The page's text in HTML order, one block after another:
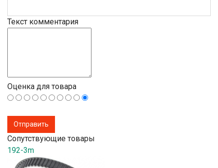
Текст комментария
Оценка для товара
Сопутствующие товары
192-3m